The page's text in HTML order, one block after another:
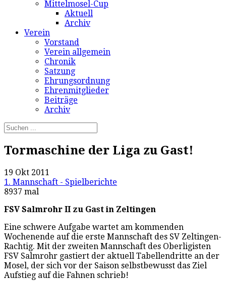
Mittelmosel-Cup
Aktuell
Archiv
Verein
Vorstand
Verein allgemein
Chronik
Satzung
Ehrungsordnung
Ehrenmitglieder
Beiträge
Archiv
Tormaschine der Liga zu Gast!
19 Okt 2011
1. Mannschaft - Spielberichte
8937 mal
FSV Salmrohr II zu Gast in Zeltingen
Eine schwere Aufgabe wartet am kommenden
Wochenende auf die erste Mannschaft des SV Zeltingen-
Rachtig. Mit der zweiten Mannschaft des Oberligisten
FSV Salmrohr gastiert der aktuell Tabellendritte an der
Mosel, der sich vor der Saison selbstbewusst das Ziel
Aufstieg auf die Fahnen schrieb!